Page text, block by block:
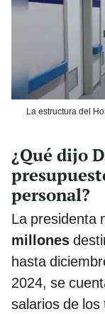
La estructura del
¿Qué dijo
personal?
La presidenta
millones
hasta
2024, se
salarios de